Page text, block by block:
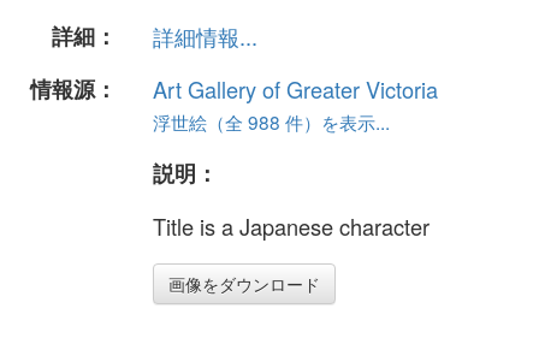
詳細：
詳細情報...
情報源：
Art Gallery of Greater Victoria
浮世絵（全 988 件）を表示...
説明：
Title is a Japanese character
画像をダウンロード